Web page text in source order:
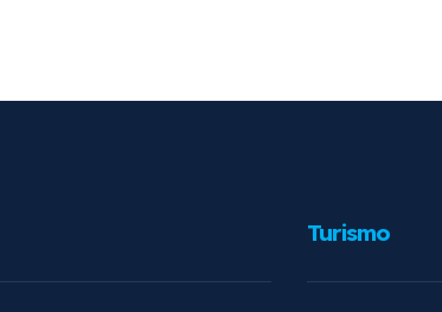
Turismo